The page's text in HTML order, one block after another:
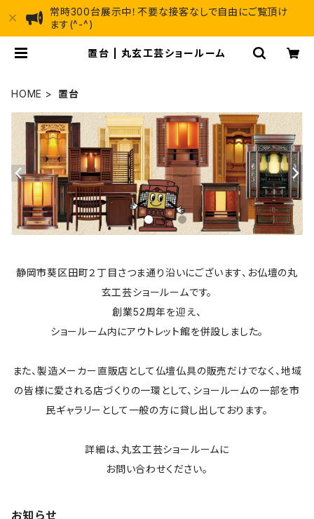
常時300台展示中！不要な接客なしで自由にご覧頂け
ます(^-^)
置台 | 丸玄工芸ショールーム
HOME 置台
静岡市葵区田町２丁目さつま通り沿いにございます、お仏壇の丸
玄工芸ショールームです。
創業52周年を迎え、
ショールーム内にアウトレット館を併設しました。
また、製造メーカー直販店として仏壇仏具の販売だけでなく、地域
の皆様に愛される店づくりの一環として、ショールームの一部を市
民ギャラリーとして一般の方に貸し出しております。
詳細は、丸玄工芸ショールームに
お問い合わせください。
お知らせ